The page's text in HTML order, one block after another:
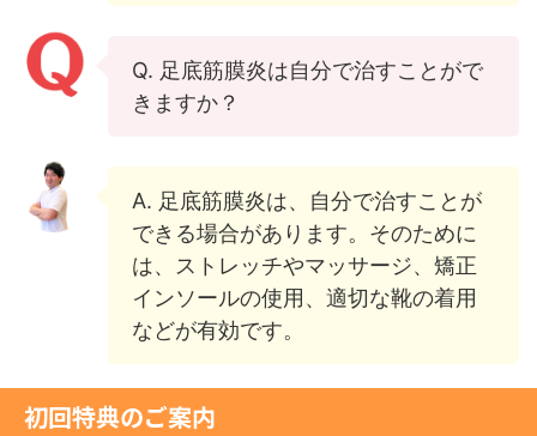
Q. 足底筋膜炎は自分で治すことがで
きますか？
A. 足底筋膜炎は、自分で治すことが
できる場合があります。そのために
は、ストレッチやマッサージ、矯正
インソールの使用、適切な靴の着用
などが有効です。
初回特典のご案内